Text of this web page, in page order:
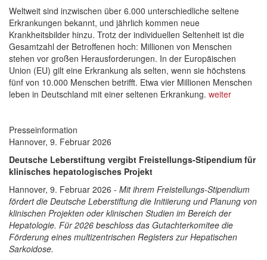
Weltweit sind inzwischen über 6.000 unterschiedliche seltene
Erkrankungen bekannt, und jährlich kommen neue
Krankheitsbilder hinzu. Trotz der individuellen Seltenheit ist die
Gesamtzahl der Betroffenen hoch: Millionen von Menschen
stehen vor großen Herausforderungen. In der Europäischen
Union (EU) gilt eine Erkrankung als selten, wenn sie höchstens
fünf von 10.000 Menschen betrifft. Etwa vier Millionen Menschen
leben in Deutschland mit einer seltenen Erkrankung. weiter
Presseinformation
Hannover, 9. Februar 2026
Deutsche Leberstiftung vergibt Freistellungs-Stipendium für
klinisches hepatologisches Projekt
Hannover, 9. Februar 2026 - Mit ihrem Freistellungs-Stipendium
fördert die Deutsche Leberstiftung die Initiierung und Planung von
klinischen Projekten oder klinischen Studien im Bereich der
Hepatologie. Für 2026 beschloss das Gutachterkomitee die
Förderung eines multizentrischen Registers zur Hepatischen
Sarkoidose.